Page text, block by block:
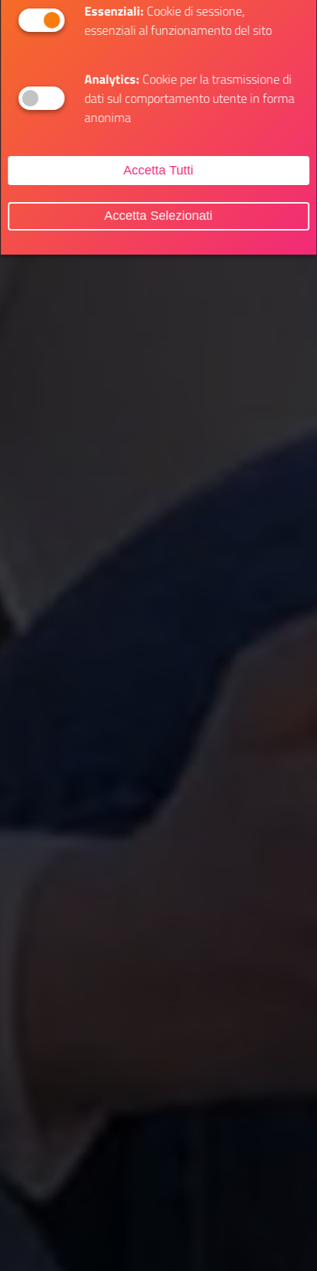
Essenziali:Cookie di sessione,
essenziali al funzionamento del sito
Analytics:Cookie per la trasmissione di
dati sul comportamento utente in forma
anonima
Accetta Tutti
Accetta Selezionati